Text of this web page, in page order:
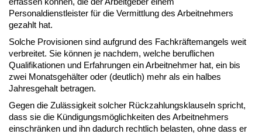
Personaldienstleister für die Vermittlung des Arbeitnehmers
gezahlt hat.
Solche Provisionen sind aufgrund des Fachkräftemangels weit
verbreitet. Sie können je nachdem, welche beruflichen
Qualifikationen und Erfahrungen ein Arbeitnehmer hat, ein bis
zwei Monatsgehälter oder (deutlich) mehr als ein halbes
Jahresgehalt betragen.
Gegen die Zulässigkeit solcher Rückzahlungsklauseln spricht,
dass sie die Kündigungsmöglichkeiten des Arbeitnehmers
einschränken und ihn dadurch rechtlich belasten, ohne dass er